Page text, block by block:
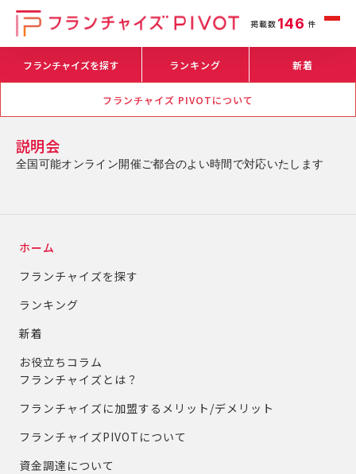
掲載数 146 件
フランチャイズを探す ランキング 新着
フランチャイズ PIVOTについて
説明会
全国可能オンライン開催ご都合のよい時間で対応いたします
ホーム
フランチャイズを探す
ランキング
新着
お役立ちコラム
フランチャイズとは？
フランチャイズに加盟するメリット/デメリット
フランチャイズPIVOTについて
資金調達について